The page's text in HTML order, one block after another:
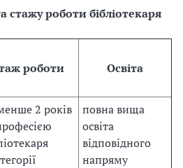
стажу роботи бібліотекаря
роботи Освіта
2 років
повна вища
освіта
відповідного
напряму